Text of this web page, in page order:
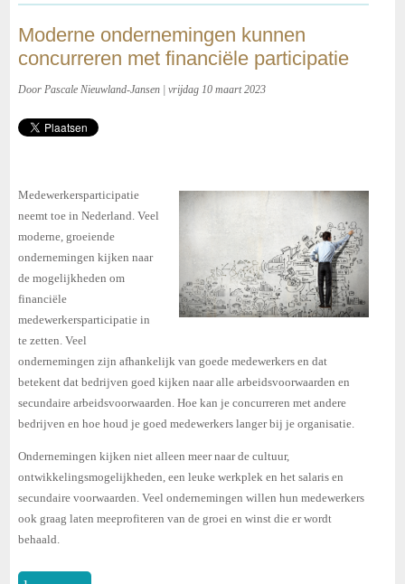
Moderne ondernemingen kunnen
concurreren met financiële participatie
Door Pascale Nieuwland-Jansen | vrijdag 10 maart 2023
Medewerkersparticipatie
neemt toe in Nederland. Veel
moderne, groeiende
ondernemingen kijken naar
de mogelijkheden om
financiële
medewerkersparticipatie in
te zetten. Veel
ondernemingen zijn afhankelijk van goede medewerkers en dat
betekent dat bedrijven goed kijken naar alle arbeidsvoorwaarden en
secundaire arbeidsvoorwaarden. Hoe kan je concurreren met andere
bedrijven en hoe houd je goed medewerkers langer bij je organisatie.
Ondernemingen kijken niet alleen meer naar de cultuur,
ontwikkelingsmogelijkheden, een leuke werkplek en het salaris en
secundaire voorwaarden. Veel ondernemingen willen hun medewerkers
ook graag laten meeprofiteren van de groei en winst die er wordt
behaald.